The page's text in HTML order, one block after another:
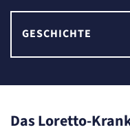
GESCHICHTE
Das Loretto-
Einverständnis-
Name:
Anbieter:
Speichert den Zustimmungsstatus
Domäne.